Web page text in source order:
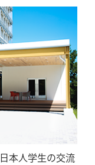
本人学生の交流